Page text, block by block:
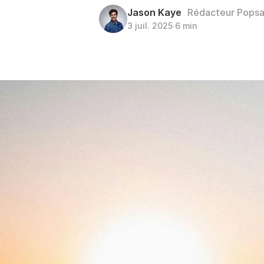
Jason Kaye Rédacteur Popsa
3 juil. 2025∙6 min